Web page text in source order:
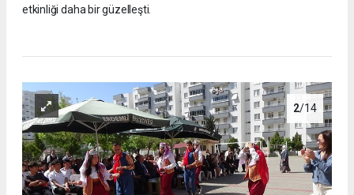
etkinliği daha bir güzelleşti.
2/14